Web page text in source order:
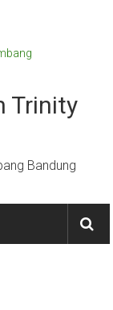
Trinity
Bandung